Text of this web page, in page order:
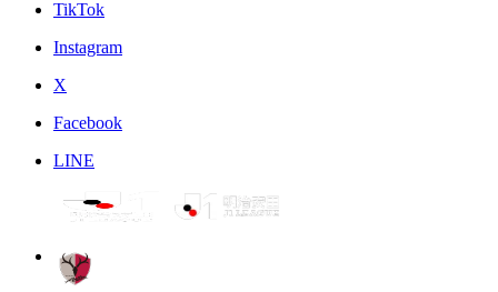
TikTok
Instagram
X
Facebook
LINE